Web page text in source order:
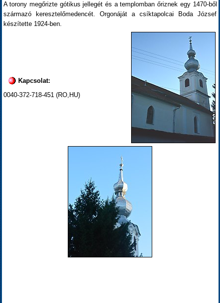
A torony megőrizte gótikus jellegét és a templomban őriznek egy 1470-ből
származó keresztelőmedencét. Orgonáját a csíktapolcai Boda József
készítette 1924-ben.
Kapcsolat:
0040-372-718-451 (RO,HU)